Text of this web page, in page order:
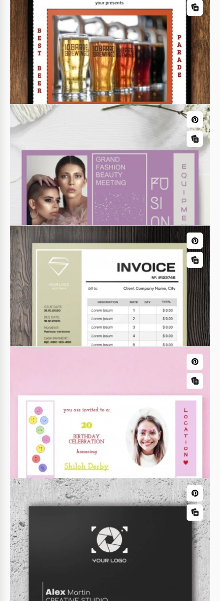
Papel Timbrado
Papel timbrado de negócios fresco
Por que não baixar este modelo de papel timbrado
empresarial gratuito? O design é feito em cores
claras para que o modelo pareça fresco e
compreensível.
Cartazes
Pôster da Oktoberfest
Você está preparado para o próximo festival? Confira
este modelo gratuito de pôster de Oktoberfest em
cores vivas. Ele chama a atenção dos clientes nos
primeiros segundos.
Você já viu um modelo de flyer de moda grátis tão
estiloso? O design é feito em lavanda e branco,
então o template parece fofo e delicado.
Faturas
Fatura da Empresa Bem-Projetada
Need a well-designed company invoice? We are
happy to help with that. Here you will find a
template of invoice that has a strict business style.
Convites de Aniversário